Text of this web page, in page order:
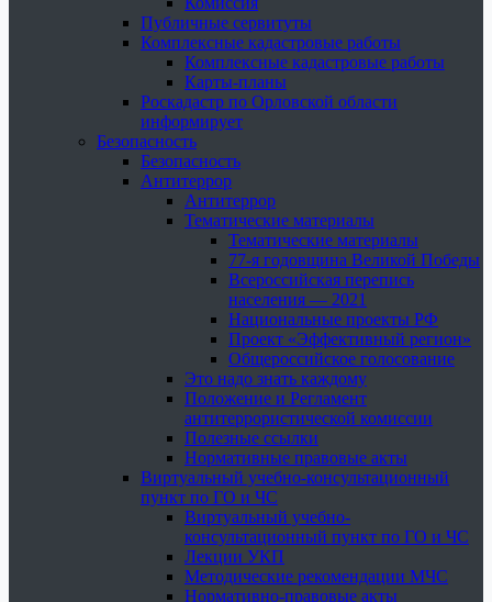
Публичные сервитуты
Комплексные кадастровые работы
Комплексные кадастровые работы
Карты-планы
Роскадастр по Орловской области
информирует
Безопасность
Безопасность
Антитеррор
Антитеррор
Тематические материалы
Тематические материалы
77-я годовщина Великой Победы
Всероссийская перепись
населения — 2021
Национальные проекты РФ
Проект «Эффективный регион»
Общероссийское голосование
Это надо знать каждому
Положение и Регламент
антитеррористической комиссии
Полезные ссылки
Нормативные правовые акты
Виртуальный учебно-консультационный
пункт по ГО и ЧС
Виртуальный учебно-
консультационный пункт по ГО и ЧС
Лекции УКП
Методические рекомендации МЧС
Нормативно-правовые акты